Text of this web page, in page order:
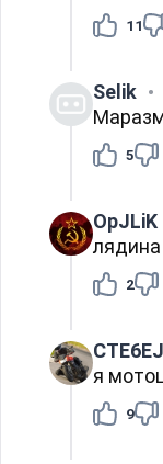
11
Selik
5
OpJLiK
2
я
9